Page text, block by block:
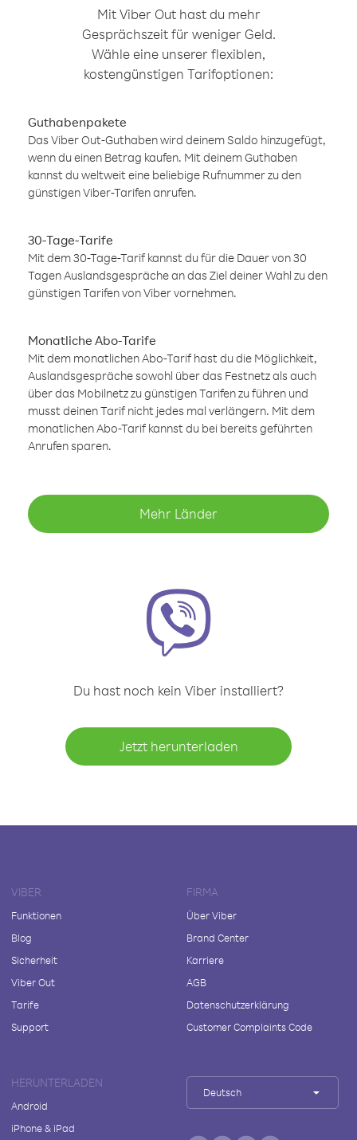
Mit Viber Out hast du mehr
Gesprächszeit für weniger Geld.
Wähle eine unserer flexiblen,
kostengünstigen Tarifoptionen:
Guthabenpakete
Das Viber Out-Guthaben wird deinem Saldo hinzugefügt,
wenn du einen Betrag kaufen. Mit deinem Guthaben
kannst du weltweit eine beliebige Rufnummer zu den
günstigen Viber-Tarifen anrufen.
30-Tage-Tarife
Mit dem 30-Tage-Tarif kannst du für die Dauer von 30
Tagen Auslandsgespräche an das Ziel deiner Wahl zu den
günstigen Tarifen von Viber vornehmen.
Monatliche Abo-Tarife
Mit dem monatlichen Abo-Tarif hast du die Möglichkeit,
Auslandsgespräche sowohl über das Festnetz als auch
über das Mobilnetz zu günstigen Tarifen zu führen und
musst deinen Tarif nicht jedes mal verlängern. Mit dem
monatlichen Abo-Tarif kannst du bei bereits geführten
Anrufen sparen.
Mehr Länder
Du hast noch kein Viber installiert?
Jetzt herunterladen
VIBER
Funktionen
Blog
Sicherheit
Viber Out
Tarife
Support
FIRMA
Über Viber
Brand Center
Karriere
AGB
Datenschutzerklärung
Customer Complaints Code
HERUNTERLADEN
Android
iPhone & iPad
Deutsch